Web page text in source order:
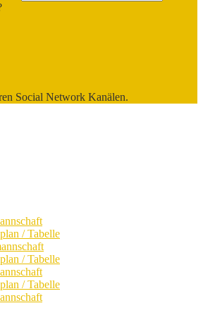
Social Network Kanälen.
/ Tabelle
/ Tabelle
/ Tabelle